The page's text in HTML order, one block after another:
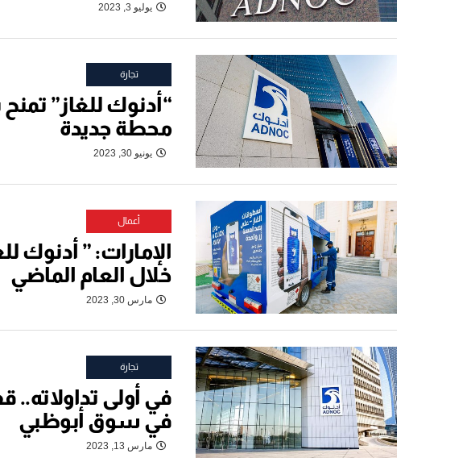
يوليو 3, 2023
تجارة
“أدنوك للغاز”
محطة جديدة
يونيو 30, 2023
أعمال
الإمارات: ” أدنوك
خلال العام الماضي
مارس 30, 2023
تجارة
في أولى
في سوق أبوظبي
مارس 13, 2023